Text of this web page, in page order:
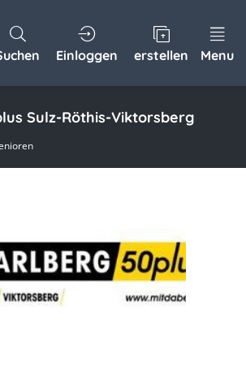
Einloggen erstellen Menu
Sulz-Röthis-Viktorsberg